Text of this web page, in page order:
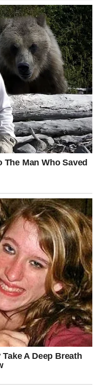
tijesto na jednake
žličicu nadjeva od
željeni oblik.
papirom za pečenje.
pećnici na180°Coko
zlatno-smeđe.
ohlade.
poslužite.
krvne slike
jabuka i meda odličan
krvi i jačanje imunološkog